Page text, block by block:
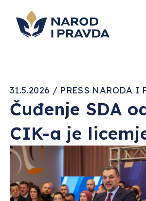
31.5.2026 / PRESS NARODA I
Čuđenje SDA
CIK-a je